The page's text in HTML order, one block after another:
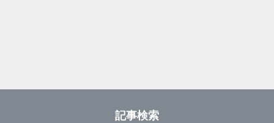
記事検索